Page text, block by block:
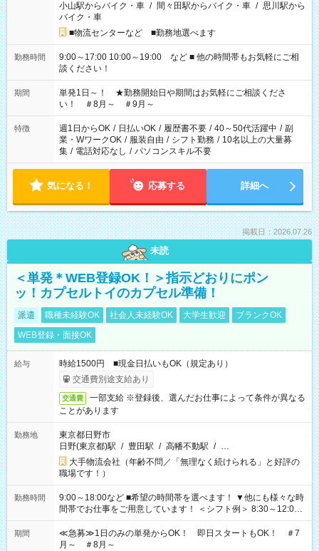
小山駅からバイク・車 / 間々田駅からバイク・車 / 思川駅から
バイク・車
■物流センターなど ■勤務地選べます
勤務時間
9:00～17:00 10:00～19:00 など ■ 他の時間帯もお気軽にご相
談ください！
期間
単発1日～！ ★勤務開始日や期間はお気軽にご相談くださ
い！ ＃8月～ ＃9月～
特徴 週1日からOK / 日払いOK / 履歴書不要 / 40～50代活躍中 / 副
業・WワークOK / 服装自由 / シフト勤務 / 10名以上の大量募
集 / 電話対応なし / パソコンスキル不要
気になる！ 応募する 詳細へ
掲載日：2026.07.26
未読
＜単発＊WEB登録OK！＞指示どおりにポン
ッ！カプセルトイのカプセル準備！
派遣 職種未経験OK 社会人未経験OK 大学生歓迎
ブランクOK
WEB登録・面接OK
給与
時給1500円 ■現金日払いもOK（規定あり）
交通費別途支給あり
交通費
一部支給 ※登録後、選んだお仕事によって条件が異なる
ことがあります
勤務地
東京都日野市
日野(東京都)駅 / 豊田駅 / 高幡不動駅 / …
大手物流会社（年齢不問／「無理なく続けられる」と好評の
職場です！）
勤務時間
9:00～18:00など ■希望の時間帯を選べます！ ▼他にも様々な時
間帯でお仕事をご用意しています！ ＜シフト例＞ 8:30～12:00
17:00～22:00 13:00～22:00 22:00～翌6:00 など
期間
≪急募≫1日のみの単発からOK！ 即日スタートもOK！ ＃7
月～ ＃8月～